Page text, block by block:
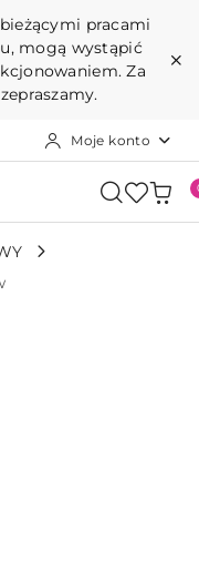
pracami
mogą wystąpić
Za
Moje konto